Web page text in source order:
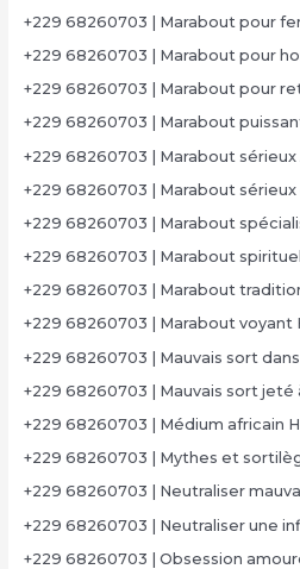
+229 68260703 | Marabout pour
+229 68260703 | Marabout pour
+229 68260703 | Marabout pour
+229 68260703 | Marabout
+229 68260703 | Marabout
+229 68260703 | Marabout sérieux
+229 68260703 | Marabout
+229 68260703 | Marabout
+229 68260703 | Marabout
+229 68260703 | Marabout voyant
+229 68260703 | Mauvais sort
+229 68260703 | Mauvais sort jeté
+229 68260703 | Médium africain
+229 68260703 | Mythes et
+229 68260703 | Neutraliser
+229 68260703 | Neutraliser une
+229 68260703 | Obsession